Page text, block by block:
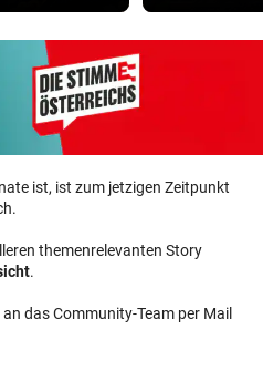
ist, ist zum jetzigen Zeitpunkt
themenrelevanten Story
.
das Community-Team per Mail